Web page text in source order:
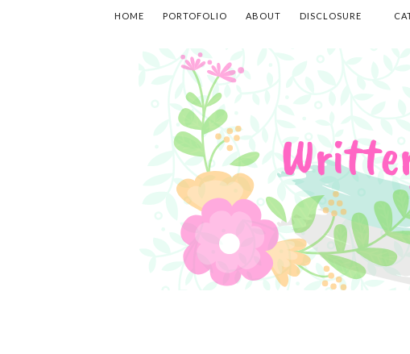
HOME PORTOFOLIO ABOUT DISCLOSURE